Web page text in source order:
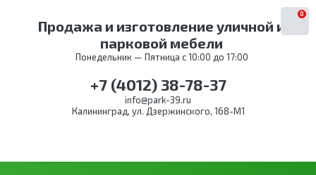
Продажа и изготовление уличной и
парковой мебели
Понедельник — Пятница с 10:00 до 17:00
0
+7 (4012) 38-78-37
info@park-39.ru
Калининград, ул. Дзержинского, 168-М1